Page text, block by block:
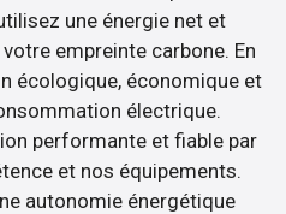
une énergie net et
empreinte carbone. En
écologique, économique et
électrique.
performante et fiable par
et nos équipements.
autonomie énergétique